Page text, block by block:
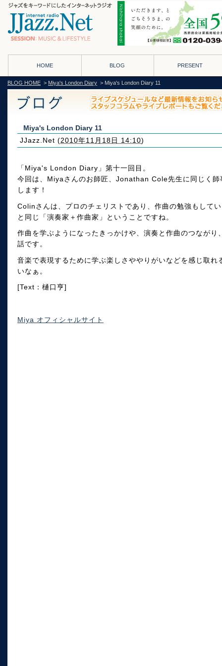
HOME BLOG PRESENT
BLOG HOME > Miya's London Diary > Miya's London Diary 11
Miya's London Diary 11
JJazz.Net (2010年11月18日 14:10)
「Miya's London Diary」第十一回目。
今回は、Miyaさんのお師匠、Jonathan Cole先生に同じく
します！
Colinさんは、プロのチェリストであり、作曲の勉強もして
と同じ「演奏家＋作曲家」ということですね。
作曲を学ぶようになったきっかけや、演奏と作曲のつなが
話です。
音楽で表現するために学ぶ楽しさややりがいなどを感じ取
いなぁ。
[Text：樋口亨]
Miya オフィシャルサイト